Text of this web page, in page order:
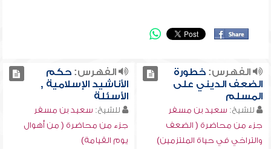
الفهرس:خطورة
الضعف الديني على
المسلم
للشيخ: سعيد بن مسفر
جزء من محاضرة ( الضعف
والتراخي في حياة الملتزمين)
الفهرس:حكم
الأناشيد الإسلامية ,
الأسئلة
للشيخ: سعيد بن مسفر
جزء من محاضرة ( من أهوال
يوم القيامة)